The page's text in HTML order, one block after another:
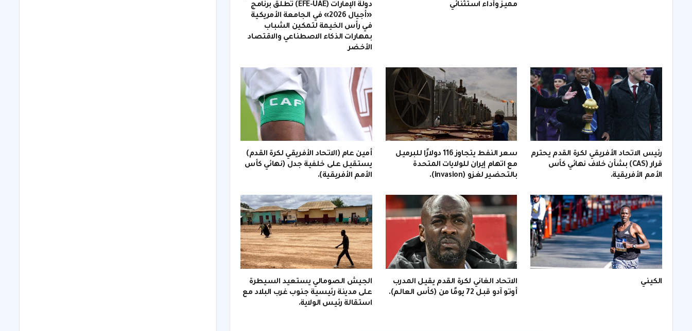
مميز وأداء استثنائي
دولة الإمارات (EFE-UAE) تطلق برنامج
«أجيال 2026» في الجامعة الأمريكية
في رأس الخيمة لتمكين الشباب
بمهارات الذكاء الاصطناعي والاقتصاد
الأخضر
رئيس الاتحاد الأفريقي لكرة القدم يحترم
قرار (CAS) بشأن خلاف نهائي كأس
الأمم الأفريقية.
سعر النفط يتجاوز 116 دولارًا للبرميل
مع اتهام إيران للولايات المتحدة
بالتحضير لغزو (invasion).
أمين عام (الاتحاد الأفريقي لكرة القدم)
يستقيل على خلفية جدل (نهائي كأس
الأمم الأفريقية).
الكيني
الاتحاد الغاني لكرة القدم يقيل المدرب
أوتو آدو قبل 72 يومًا من (كأس العالم).
الجيش الصومالي يستعيد السيطرة
على مدينة رئيسية جنوب غرب البلاد مع
استقالة رئيس الولاية.